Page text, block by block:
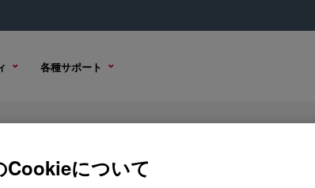
各種サポート
Cookieについて